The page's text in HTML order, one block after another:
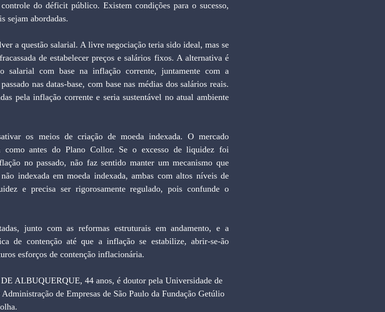
do déficit público. Existem condições para o sucesso,
sejam abordadas.
a questão salarial. A livre negociação teria sido ideal, mas se
de estabelecer preços e salários fixos. A alternativa é
salarial com base na inflação corrente, juntamente com a
nas datas-base, com base nas médias dos salários reais.
pela inflação corrente e seria sustentável no atual ambiente
os meios de criação de moeda indexada. O mercado
como antes do Plano Collor. Se o excesso de liquidez foi
no passado, não faz sentido manter um mecanismo que
indexada em moeda indexada, ambas com altos níveis de
e precisa ser rigorosamente regulado, pois confunde o
junto com as reformas estruturais em andamento, e a
de contenção até que a inflação se estabilize, abrir-se-ão
esforços de contenção inflacionária.
ALBUQUERQUE, 44 anos, é doutor pela Universidade de
de Empresas de São Paulo da Fundação Getúlio